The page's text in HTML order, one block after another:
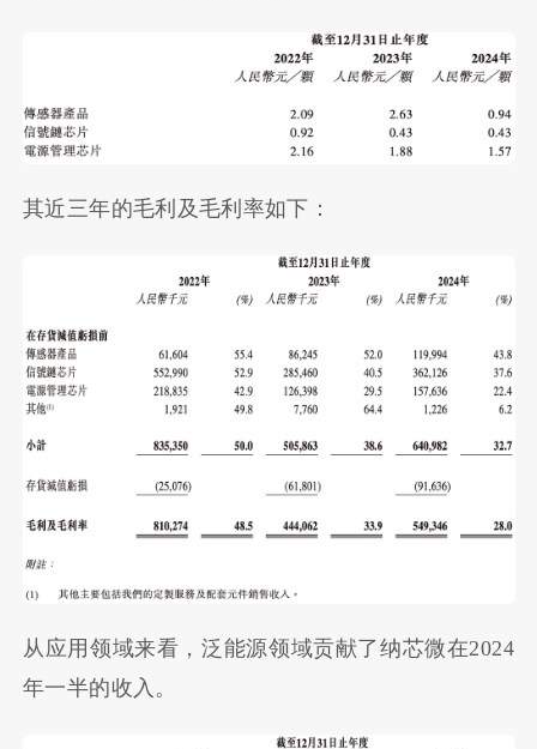
其近三年的毛利及毛利率如下：
从应用领域来看，泛能源领域贡献了纳芯微在2024
年一半的收入。